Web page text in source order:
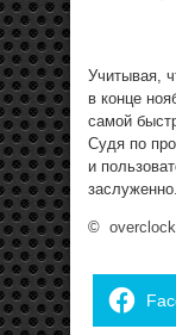
Учитывая,
в конце
самой
Судя по
и
заслуженно.
©